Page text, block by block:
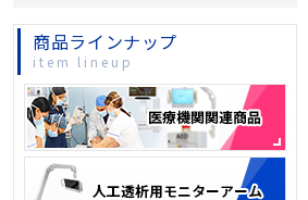
商品ラインナップ
item lineup